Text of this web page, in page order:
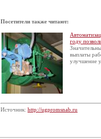
Посетители также читают:
году
выплаты
улучшение
Источник: http://ugpromsnab.ru